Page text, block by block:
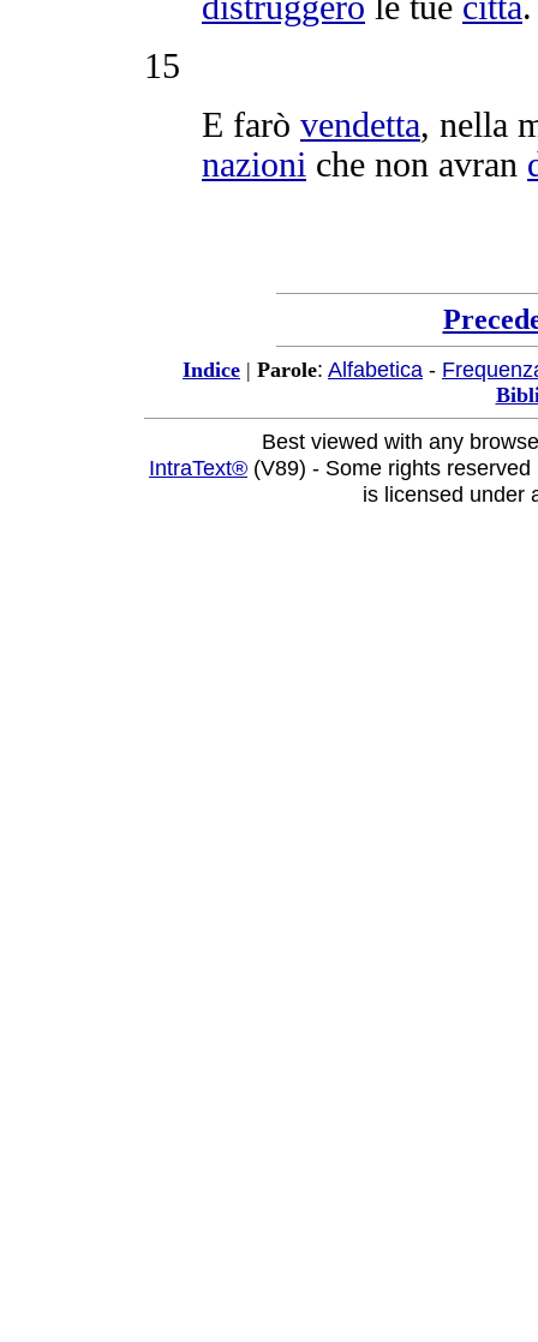
15
E farò vendetta, nella
nazioni che non avran
Indice | Parole: Alfabetica -
Best viewed with any
IntraText® (V89) - Some rights
is licensed under